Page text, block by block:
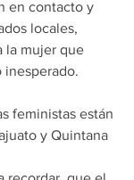
en contacto y
locales,
la mujer que
inesperado.
feministas están
y Quintana